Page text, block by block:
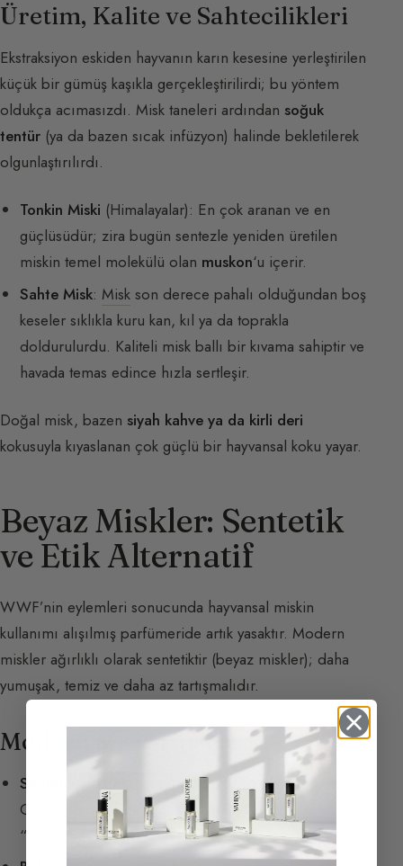
Üretim, Kalite ve Sahtecilikleri
Ekstraksiyon eskiden hayvanın karın kesesine yerleştirilen
küçük bir gümüş kaşıkla gerçekleştirilirdi; bu yöntem
oldukça acımasızdı. Misk taneleri ardından soğuk
tentür (ya da bazen sıcak infüzyon) halinde bekletilerek
olgunlaştırılırdı.
Tonkin Miski (Himalayalar): En çok aranan ve en
güçlüsüdür; zira bugün sentezle yeniden üretilen
miskin temel molekülü olan muskon‘u içerir.
Sahte Misk: Misk son derece pahalı olduğundan boş
keseler sıklıkla kuru kan, kıl ya da toprakla
doldurulurdu. Kaliteli misk ballı bir kıvama sahiptir ve
havada temas edince hızla sertleşir.
Doğal misk, bazen siyah kahve ya da kirli deri
kokusuyla kıyaslanan çok güçlü bir hayvansal koku yayar.
Beyaz Miskler: Sentetik
ve Etik Alternatif
WWF’nin eylemleri sonucunda hayvansal miskin
kullanımı alışılmış parfümeride artık yasaktır. Modern
miskler ağırlıklı olarak sentetiktir (beyaz miskler); daha
yumuşak, temiz ve daha az tartışmalıdır.
Modern Misk Türleri
Sentetik Miskler:
Sentetik muskon, Ambrette ya da
Galaxolide gibi moleküller. Yumuşak ve temizdir; bir
“cocooning” etkisi (temiz, taze çarşaf hissi) yaratırlar.